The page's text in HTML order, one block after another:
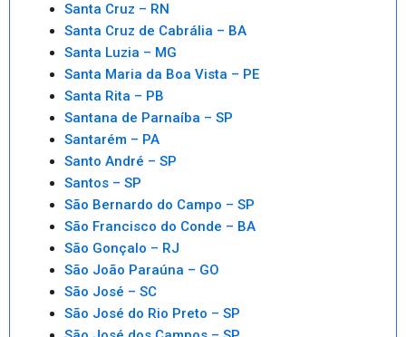
Santa Cruz – RN
Santa Cruz de Cabrália – BA
Santa Luzia – MG
Santa Maria da Boa Vista – PE
Santa Rita – PB
Santana de Parnaíba – SP
Santarém – PA
Santo André – SP
Santos – SP
São Bernardo do Campo – SP
São Francisco do Conde – BA
São Gonçalo – RJ
São João Paraúna – GO
São José – SC
São José do Rio Preto – SP